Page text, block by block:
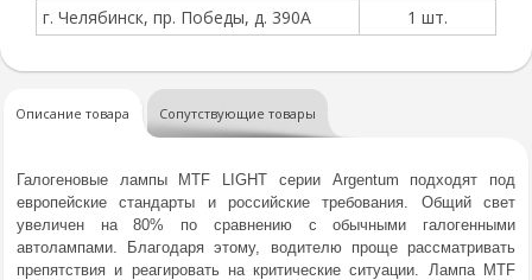
г. Челябинск, пр. Победы, д. 390А
1 шт.
Описание товара Сопутствующие товары
Галогеновые лампы MTF LIGHT серии Argentum подходят под
европейские стандарты и российские требования. Общий свет
увеличен на 80% по сравнению с обычными галогенными
автолампами. Благодаря этому, водителю проще рассматривать
препятствия и реагировать на критические ситуации. Лампа MTF